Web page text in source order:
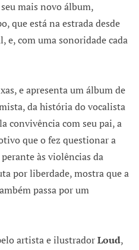
mais novo álbum,
que está na estrada desde
e, com uma sonoridade cada
e apresenta um álbum de
da história do vocalista
convivência com seu pai, a
que o fez questionar a
às violências da
por liberdade, mostra que a
passa por um
artista e ilustradorLoud,